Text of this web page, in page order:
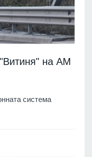
на АМ
система